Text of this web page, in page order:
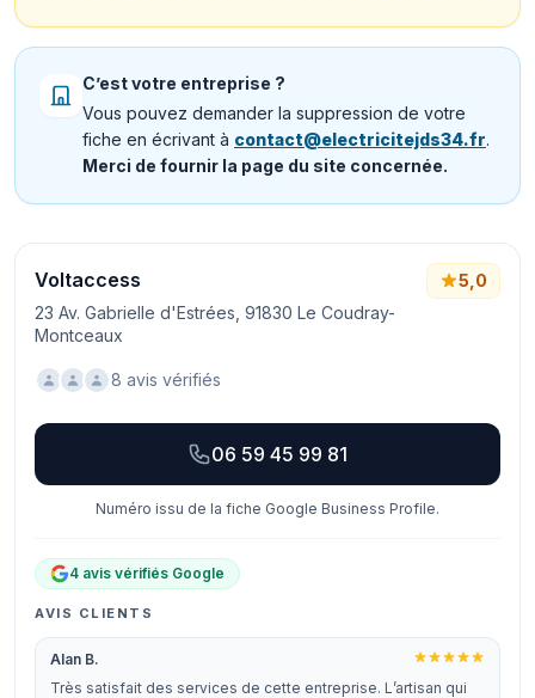
C’est votre entreprise ?
Vous pouvez demander la suppression de votre
fiche en écrivant à contact@electricitejds34.fr.
Merci de fournir la page du site concernée.
Voltaccess
23 Av. Gabrielle d'Estrées, 91830 Le Coudray-
Montceaux
5,0
8 avis vérifiés
06 59 45 99 81
Numéro issu de la fiche Google Business Profile.
4 avis vérifiés Google
AVIS CLIENTS
Alan B.
Très satisfait des services de cette entreprise. L’artisan qui